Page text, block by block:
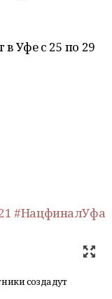
Уфе с 25 по 29
#НацфиналУфа
создадут